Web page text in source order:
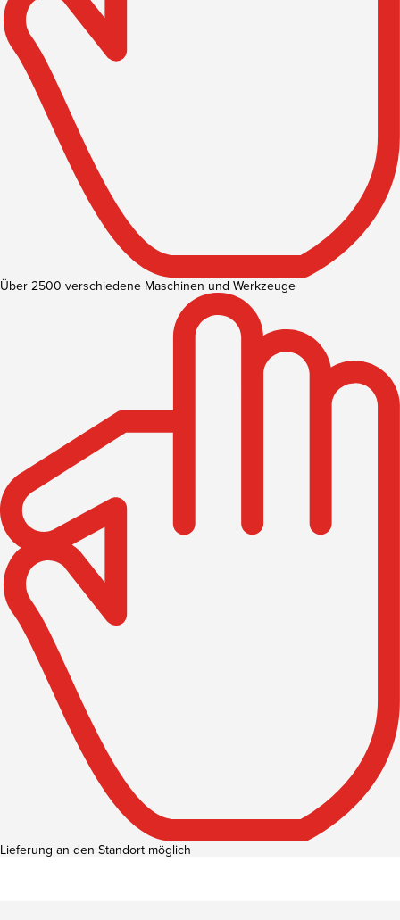
Über 2500 verschiedene Maschinen und Werkzeuge
Lieferung an den Standort möglich